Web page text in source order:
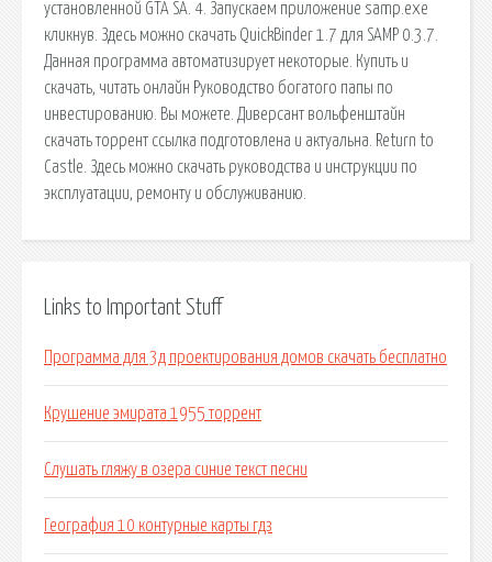
Links to Important Stuff
Программа для 3д проектирования домов скачать бесплатно
Крушение эмирата 1955 торрент
Слушать гляжу в озера синие текст песни
География 10 контурные карты гдз